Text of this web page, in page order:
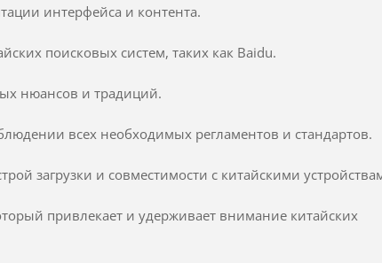
интерфейса и контента.
поисковых систем, таких как Baidu.
нюансов и традиций.
всех необходимых регламентов и стандартов.
загрузки и совместимости с китайскими
привлекает и удерживает внимание китайских